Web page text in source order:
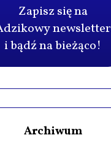
Zapisz się na
newsletter
i bądź na bieżąco!
Archiwum